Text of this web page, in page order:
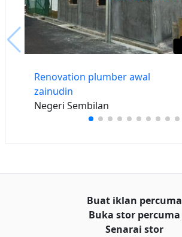
Renovation plumber awal
zainudin
Negeri Sembilan
Buat iklan percuma
Buka stor percuma
Senarai stor